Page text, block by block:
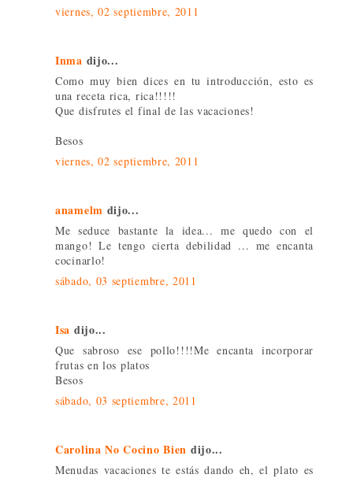
viernes, 02 septiembre, 2011
Inma dijo...
Como muy bien dices en tu introducción, esto es
una receta rica, rica!!!!!
Que disfrutes el final de las vacaciones!
Besos
viernes, 02 septiembre, 2011
anamelm dijo...
Me seduce bastante la idea... me quedo con el
mango! Le tengo cierta debilidad ... me encanta
cocinarlo!
sábado, 03 septiembre, 2011
Isa dijo...
Que sabroso ese pollo!!!!Me encanta incorporar
frutas en los platos
Besos
sábado, 03 septiembre, 2011
Carolina No Cocino Bien dijo...
Menudas vacaciones te estás dando eh, el plato es